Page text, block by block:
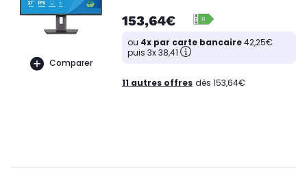
Comparer
153,64€
ou 4x par carte bancaire42,25€
puis 3x 38,41
11 autres offres dès 153,64€